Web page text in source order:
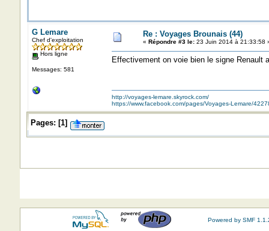
G Lemare
Chef d'exploitation
Hors ligne
Messages: 581
Re : Voyages Brounais (44)
« Répondre #3 le:23 Juin 2014 à 21:33:58
Effectivement on voie bien le signe Renault
http://voyages-lemare.skyrock.com/
https://www.facebook.com/pages/Voyages-Lemare/
Pages: [1]
Powered by SMF